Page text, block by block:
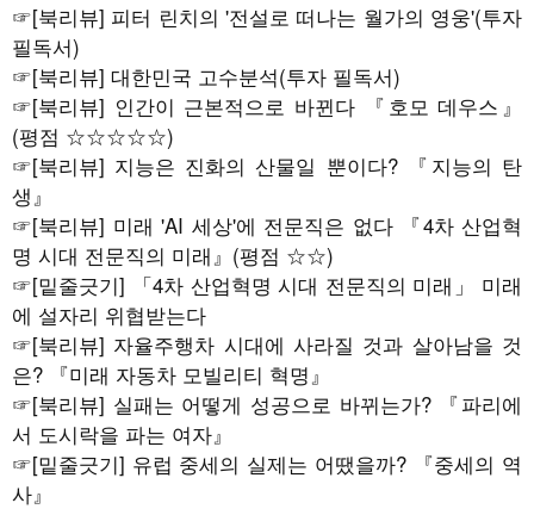
☞[북리뷰] 피터 린치의 '전설로 떠나는 월가의 영웅'(투자
필독서)
☞[북리뷰] 대한민국 고수분석(투자 필독서)
☞[북리뷰] 인간이 근본적으로 바뀐다 『호모 데우스』
(평점 ☆☆☆☆☆)
☞[북리뷰] 지능은 진화의 산물일 뿐이다? 『지능의 탄
생』
☞[북리뷰] 미래 'AI 세상'에 전문직은 없다 『4차 산업혁
명 시대 전문직의 미래』(평점 ☆☆)
☞[밑줄긋기] 「4차 산업혁명 시대 전문직의 미래」 미래
에 설자리 위협받는다
☞[북리뷰] 자율주행차 시대에 사라질 것과 살아남을 것
은? 『미래 자동차 모빌리티 혁명』
☞[북리뷰] 실패는 어떻게 성공으로 바뀌는가? 『파리에
서 도시락을 파는 여자』
☞[밑줄긋기] 유럽 중세의 실제는 어땠을까? 『중세의 역
사』